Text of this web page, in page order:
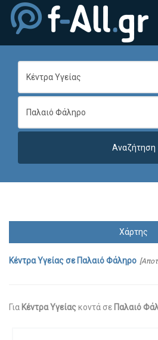
Χάρτης
Κέντρα Υγείαςσε Παλαιό Φάληρο
Για Κέντρα Υγείας κοντά σε Παλαιό